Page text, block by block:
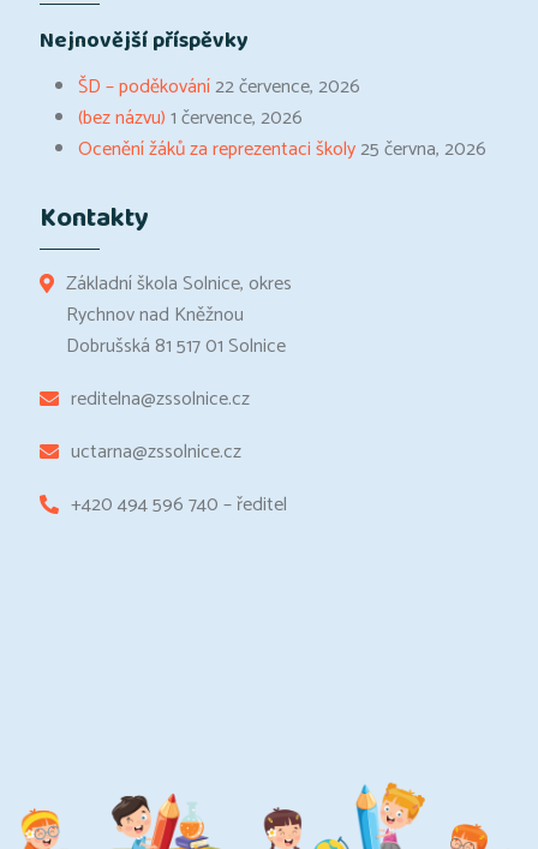
Nejnovější příspěvky
ŠD – poděkování22 července, 2026
(bez názvu)1 července, 2026
Ocenění žáků za reprezentaci školy25 června, 2026
Kontakty
Základní škola Solnice, okres
Rychnov nad Kněžnou
Dobrušská 81 517 01 Solnice
reditelna@zssolnice.cz
uctarna@zssolnice.cz
+420 494 596 740 – ředitel